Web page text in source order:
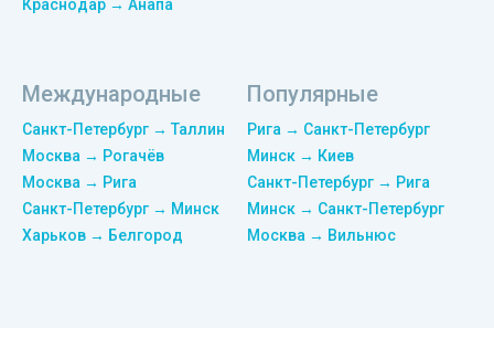
Краснодар → Анапа
Международные
Санкт-Петербург → Таллин
Москва → Рогачёв
Москва → Рига
Санкт-Петербург → Минск
Харьков → Белгород
Популярные
Рига → Санкт-Петербург
Минск → Киев
Санкт-Петербург → Рига
Минск → Санкт-Петербург
Москва → Вильнюс